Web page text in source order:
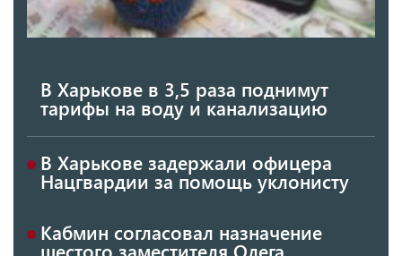
В Харькове в 3,5 раза поднимут
тарифы на воду и канализацию
В Харькове задержали офицера
Нацгвардии за помощь уклонисту
Кабмин согласовал назначение
шестого заместителя Олега